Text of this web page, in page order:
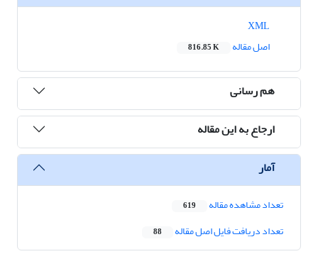
اصل مقاله
816.85 K
هم رسانی
ارجاع به این مقاله
آمار
تعداد مشاهده مقاله 619
تعداد دریافت فایل اصل مقاله 88